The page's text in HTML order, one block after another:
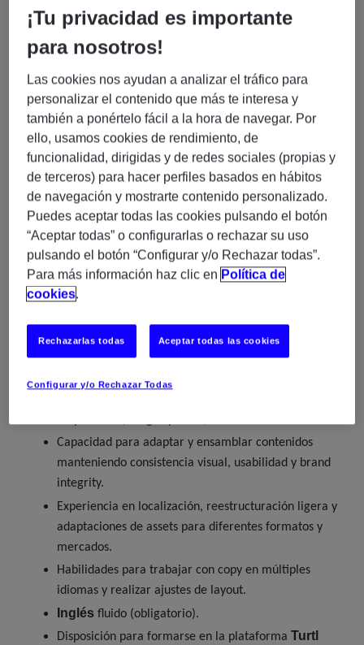
profesionales y gestión de proyectos IT asociados a
nuestras 3 prácticas: Business Transformation, Cloud &
Infrastructure y Enterprise Applications. En la actualidad
combinamos nuestras soluciones tecnológicas con las
habilidades más demandadas del mercado. Además,
proporcionamos formación especializada asociada a las
líneas de servicio antes mencionadas. Contamos con una
plantilla de más de 1.800 profesionales especializados en IT
en España y presencia internacional en 54 países.
¿Qué buscamos?
En Experis buscamos un/aDigital Designer / Media and
Graphics Designer (H/M/X)– 100% Remoto
Experiencia sólida comoDiseñador/a Gráfico
Capacidad para adaptar y ensamblar contenidos
manteniendo consistencia visual, usabilidad y brand
integrity.
Experiencia en localización, reestructuración ligera y
adaptaciones de assets para diferentes formatos y
mercados.
Habilidades para trabajar con copy en múltiples
idiomas y realizar ajustes de layout.
Inglés fluido (obligatorio).
Disposición para formarse en la plataforma Turtl
¡Tu privacidad es importante
para nosotros!
Las cookies nos ayudan a analizar el tráfico para
personalizar el contenido que más te interesa y
también a ponértelo fácil a la hora de navegar. Por
ello, usamos cookies de rendimiento, de
funcionalidad, dirigidas y de redes sociales (propias y
de terceros) para hacer perfiles basados en hábitos
de navegación y mostrarte contenido personalizado.
Puedes aceptar todas las cookies pulsando el botón
“Aceptar todas” o configurarlas o rechazar su uso
pulsando el botón “Configurar y/o Rechazar todas”.
Para más información haz clic en Política de
cookies.
Configurar y/o Rechazar Todas
Rechazarlas todas Aceptar todas las cookies